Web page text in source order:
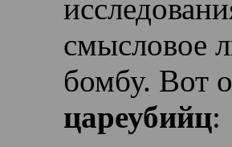
смысловое
бомбу. Вот
цареубийц: